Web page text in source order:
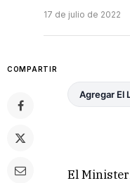
17 de julio de 2022
COMPARTIR
Agregar El
El